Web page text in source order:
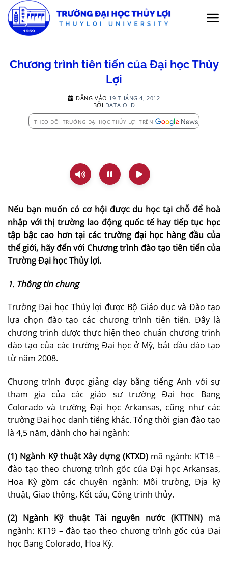
qua
nội
Chương trình tiên tiến của Đại học Thủy
Lợi
ĐĂNG VÀO 19 THÁNG 4, 2012
BỞI DATA OLD
THEO DÕI TRƯỜNG ĐẠI HỌC THỦY LỢI TRÊN
Nếu bạn muốn có cơ hội được du học tại chỗ để hoà
nhập với thị trường lao động quốc tế hay tiếp tục học
tập bậc cao hơn tại các trường đại học hàng đầu của
thế giới, hãy đến với Chương trình đào tạo tiên tiến của
Trường Đại học Thủy lợi.
1. Thông tin chung
Trường Đại học Thủy lợi được Bộ Giáo dục và Đào tạo
lựa chọn đào tạo các chương trình tiên tiến. Đây là
chương trình được thực hiện theo chuẩn chương trình
đào tạo của các trường Đại học ở Mỹ, bắt đầu đào tạo
từ năm 2008.
Chương trình được giảng dạy bằng tiếng Anh với sự
tham gia của các giáo sư trường Đại học Bang
Colorado và trường Đại học Arkansas, cũng như các
trường Đại học danh tiếng khác. Tổng thời gian đào tạo
là 4,5 năm, dành cho hai ngành:
(1) Ngành Kỹ thuật Xây dựng (KTXD)mã ngành: KT18 –
đào tạo theo chương trình gốc của Đại học Arkansas,
Hoa Kỳ gồm các chuyên ngành: Môi trường, Địa kỹ
thuật, Giao thông, Kết cấu, Công trình thủy.
(2) Ngành Kỹ thuật Tài nguyên nước (KTTNN) mã
ngành: KT19 – đào tạo theo chương trình gốc của Đại
học Bang Colorado, Hoa Kỳ.